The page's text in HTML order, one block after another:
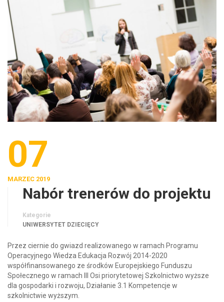
07
MARZEC 2019
Nabór trenerów do projektu
Kategorie
UNIWERSYTET DZIECIĘCY
Przez ciernie do gwiazd realizowanego w ramach Programu
Operacyjnego Wiedza Edukacja Rozwój 2014-2020
współfinansowanego ze środków Europejskiego Funduszu
Społecznego w ramach III Osi priorytetowej Szkolnictwo wyższe
dla gospodarki i rozwoju, Działanie 3.1 Kompetencje w
szkolnictwie wyższym.